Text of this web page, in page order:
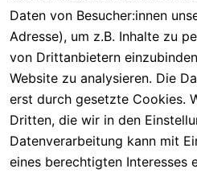
Daten von Besucher:innen
Adresse), um z.B. Inhalte zu
von Drittanbietern
Website zu analysieren. Die
erst durch gesetzte Cookies.
Dritten, die wir in den
Datenverarbeitung kann mit
eines berechtigten Interesses
Impressum
Datenschutzer
klärung
Barrierefreiheit
Widerrufsrech
t
Fragen
Kontakt
Registrieren
Serviceverspr
echen
30 Tage
testen